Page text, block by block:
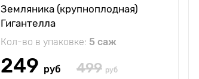
Земляника (крупноплодная)
Гигантелла
Кол-во в упаковке: 5 саж
249 руб 499 руб